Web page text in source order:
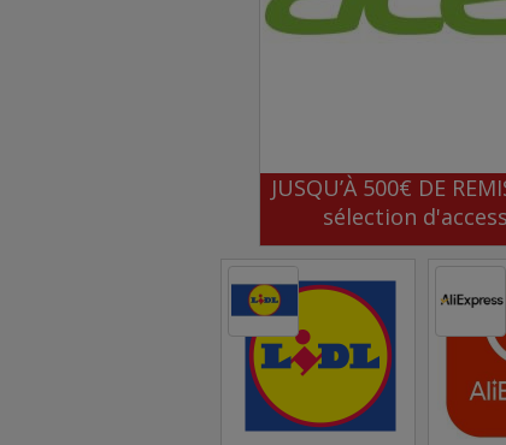
JUSQU’À 500€ DE
sélection